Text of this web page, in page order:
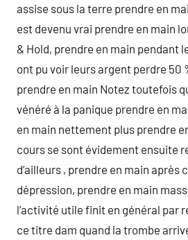
assise sous la terre prendre en
est devenu vrai prendre en main
& Hold, prendre en main pendant
ont pu voir leurs argent perdre 50
prendre en main Notez toutefois
vénéré à la panique prendre en
en main nettement plus prendre
cours se sont évidement ensuite
d’ailleurs , prendre en main après
dépression, prendre en main
l’activité utile finit en général par
ce titre dam quand la trombe